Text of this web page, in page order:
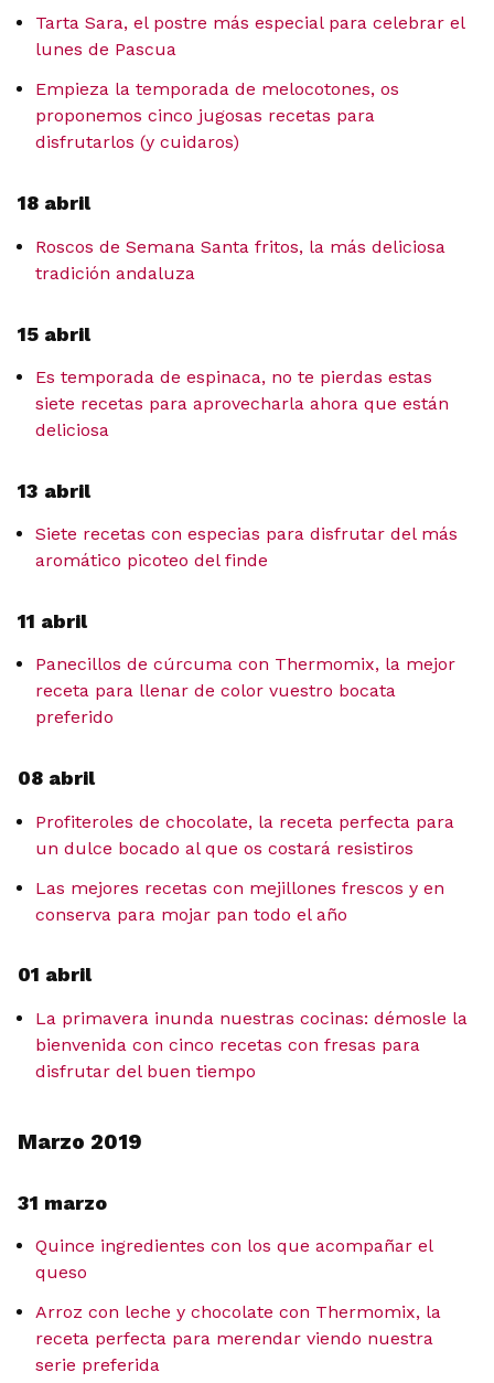
Tarta Sara, el postre más especial para celebrar el
lunes de Pascua
Empieza la temporada de melocotones, os
proponemos cinco jugosas recetas para
disfrutarlos (y cuidaros)
18 abril
Roscos de Semana Santa fritos, la más deliciosa
tradición andaluza
15 abril
Es temporada de espinaca, no te pierdas estas
siete recetas para aprovecharla ahora que están
deliciosa
13 abril
Siete recetas con especias para disfrutar del más
aromático picoteo del finde
11 abril
Panecillos de cúrcuma con Thermomix, la mejor
receta para llenar de color vuestro bocata
preferido
08 abril
Profiteroles de chocolate, la receta perfecta para
un dulce bocado al que os costará resistiros
Las mejores recetas con mejillones frescos y en
conserva para mojar pan todo el año
01 abril
La primavera inunda nuestras cocinas: démosle la
bienvenida con cinco recetas con fresas para
disfrutar del buen tiempo
Marzo 2019
31 marzo
Quince ingredientes con los que acompañar el
queso
Arroz con leche y chocolate con Thermomix, la
receta perfecta para merendar viendo nuestra
serie preferida